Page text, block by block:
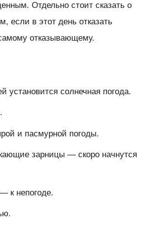
Отдельно стоит сказать о
если в этот день отказать
отказывающему.
установится солнечная погода.
и пасмурной погоды.
зарницы — скоро начнутся
к непогоде.